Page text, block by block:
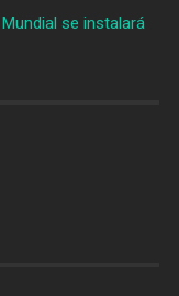
se instalará